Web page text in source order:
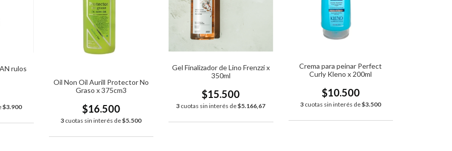
rulos
$3.900
Oil Non Oil Aurill Protector No
Graso x 375cm3
$16.500
3 cuotas sin interés de$5.500
Gel Finalizador de Lino Frenzzi x
350ml
$15.500
3 cuotas sin interés de$5.166,67
Crema para peinar Perfect
Curly Kleno x 200ml
$10.500
3 cuotas sin interés de$3.500